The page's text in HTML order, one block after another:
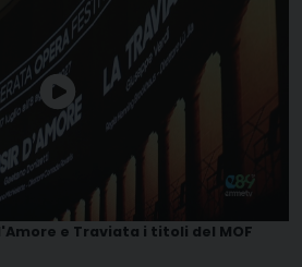
e Traviata i titoli del MOF